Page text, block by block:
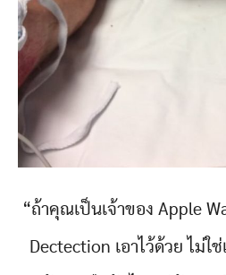
“ถ้าคุณเป็นเจ้าของ Apple
Dectection เอาไว้ด้วย ไม่